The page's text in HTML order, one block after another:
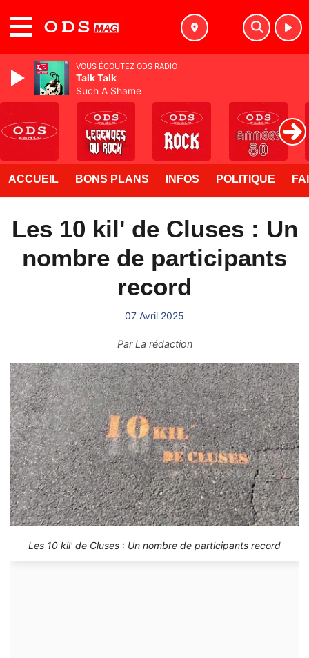
ACCUEIL BONS PLANS INFOS POLITIQUE
Les 10 kil' de Cluses : Un
nombre de participants
record
07 Avril 2025
ParLa rédaction
Les 10 kil' de Cluses : Un nombre de participants record
VOUS ÉCOUTEZ ODS RADIO
Talk Talk
Such A Shame